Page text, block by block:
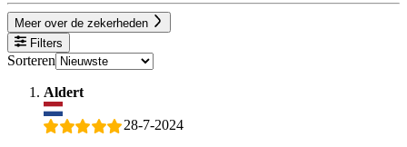
Meer over de zekerheden
Filters
Sorteren
Aldert
28-7-2024